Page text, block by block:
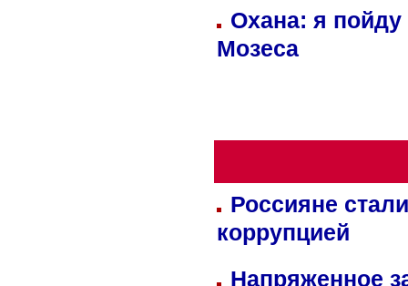
Охана: я пойду
Мозеса
Россияне
коррупцией
Напряженное